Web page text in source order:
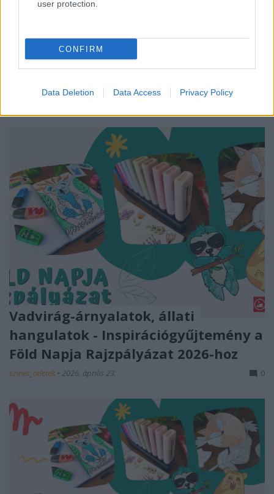
user protection.
CONFIRM
Data Deletion Data Access Privacy Policy
A teraszunk sokáig csupán egy kihasználatlan
leginkább az éppen ki- vagy bepakolandó ...
Vadvirág-árnyalatok, állati
hangulatok - Inspirációgyűjtemény a
Föld Napja Rajzpályázat 2026-hoz
színes_ötletek • 2026. április 23. 0